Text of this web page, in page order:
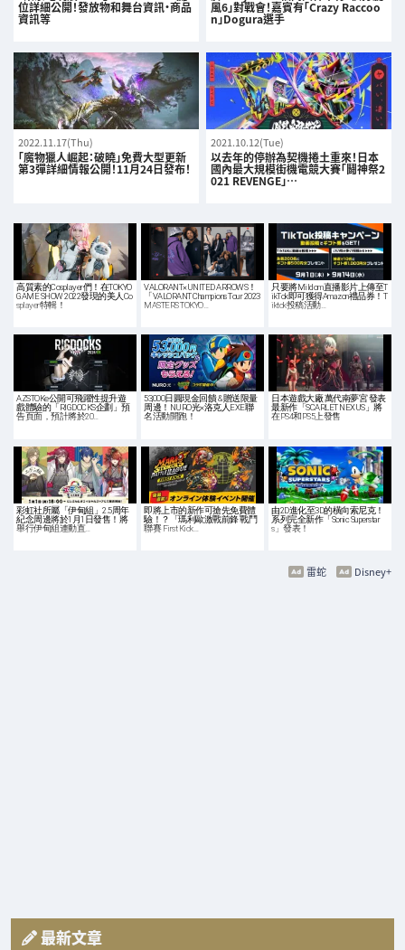
位詳細公開！發放物和舞台資訊・商品
資訊等
風6」對戰會！嘉賓有「Crazy Raccoo
n」Dogura選手
2022.11.17(Thu)
「魔物獵人崛起：破曉」免費大型更新
第3彈詳細情報公開！11月24日發布！
2021.10.12(Tue)
以去年的停辦為契機捲土重來！日本
國內最大規模街機電競大賽「鬪神祭2
021 REVENGE」…
高質素的Cosplayer們！在TOKYO
GAME SHOW 2022發現的美人Co
splayer特輯！
VALORANT×UNITED ARROWS！
「VALORANT Champions Tour 2023
MASTERS TOKYO…
只要將Mildom直播影片上傳至T
ikTok即可獲得Amazon禮品券！T
iktok投稿活動…
AZSTOKe公開可飛躍性提升遊
戲體驗的「RIGDOCKS企劃」預
告頁面，預計將於20…
53,000日圓現金回饋 & 贈送限量
周邊！NURO光×洛克人EXE聯
名活動開跑！
日本遊戲大廠 萬代南夢宮 發表
最新作「SCARLET NEXUS」將
在PS4和PS5上發售
彩虹社所屬「伊甸組」2.5周年
紀念周邊將於1月1日發售！將
舉行伊甸組連動直…
即將上市的新作可搶先免費體
驗！？「瑪利歐激戰前鋒 戰鬥
聯賽 First Kick…
由2D進化至3D的橫向索尼克！
系列完全新作「Sonic Superstar
s」發表！
Disney+
雷蛇
最新文章